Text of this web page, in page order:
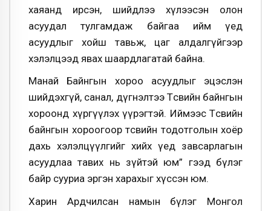
хаяанд ирсэн, шийдлээ хүлээсэн олон
асуудал тулгамдаж байгаа ийм үед
асуудлыг хойш тавьж, цаг алдалгүйгээр
хэлэлцээд явах шаардлагатай байна.
Манай Байнгын хороо асуудлыг эцэслэн
шийдэхгүй, санал, дүгнэлтээ Төсвийн байнгын
хороонд хүргүүлэх үүрэгтэй. Иймээс Төсвийн
байнгын хороогоор төсвийн тодотголын хоёр
дахь хэлэлцүүлгийг хийх үед завсарлагын
асуудлаа тавих нь зүйтэй юм” гээд бүлэг
байр сууриа эргэн харахыг хүссэн юм.
Харин Ардчилсан намын бүлэг Монгол